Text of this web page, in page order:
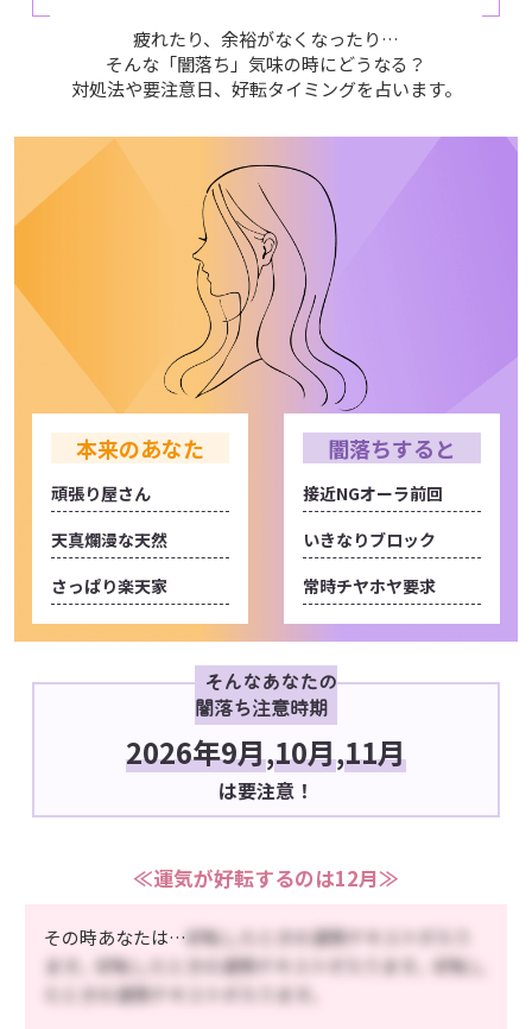
疲れたり、余裕がなくなったり…
そんな「闇落ち」気味の時にどうなる？
対処法や要注意日、好転タイミングを占います。
本来のあなた
頑張り屋さん
天真爛漫な天然
さっぱり楽天家
闇落ちすると
接近NGオーラ前回
いきなりブロック
常時チヤホヤ要求
そんなあなたの
闇落ち注意時期
2026年9月,10月,11月
は要注意！
≪運気が好転するのは12月≫
その時あなたは…好転したときの運勢テキストが入り
ます。好転したときの運勢テキストが入ります。好転し
たときの運勢テキストが入ります。